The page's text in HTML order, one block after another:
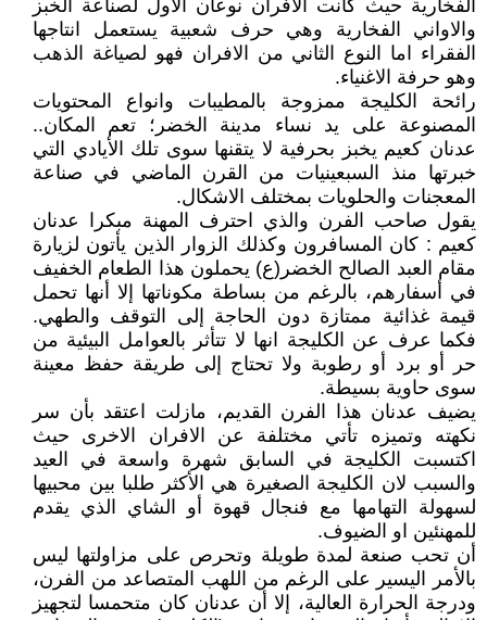
الفخارية حيث كانت الافران نوعان الاول لصناعة الخبز
والاواني الفخارية وهي حرف شعبية يستعمل انتاجها
الفقراء اما النوع الثاني من الافران فهو لصياغة الذهب
وهو حرفة الاغنياء.
رائحة الكليجة ممزوجة بالمطيبات وانواع المحتويات
المصنوعة على يد نساء مدينة الخضر؛ تعم المكان..
عدنان كعيم يخبز بحرفية لا يتقنها سوى تلك الأيادي التي
خبرتها منذ السبعينيات من القرن الماضي في صناعة
المعجنات والحلويات بمختلف الاشكال.
يقول صاحب الفرن والذي احترف المهنة مبكرا عدنان
كعيم : كان المسافرون وكذلك الزوار الذين يأتون لزيارة
مقام العبد الصالح الخضر(ع) يحملون هذا الطعام الخفيف
في أسفارهم، بالرغم من بساطة مكوناتها إلا أنها تحمل
قيمة غذائية ممتازة دون الحاجة إلى التوقف والطهي.
فكما عرف عن الكليجة انها لا تتأثر بالعوامل البيئية من
حر أو برد أو رطوبة ولا تحتاج إلى طريقة حفظ معينة
سوى حاوية بسيطة.
يضيف عدنان هذا الفرن القديم، مازلت اعتقد بأن سر
نكهته وتميزه تأتي مختلفة عن الافران الاخرى حيث
اكتسبت الكليجة في السابق شهرة واسعة في العيد
والسبب لان الكليجة الصغيرة هي الأكثر طلبا بين محبيها
لسهولة التهامها مع فنجال قهوة أو الشاي الذي يقدم
للمهنئين او الضيوف.
أن تحب صنعة لمدة طويلة وتحرص على مزاولتها ليس
بالأمر اليسير على الرغم من اللهب المتصاعد من الفرن،
ودرجة الحرارة العالية، إلا أن عدنان كان متحمسا لتجهيز